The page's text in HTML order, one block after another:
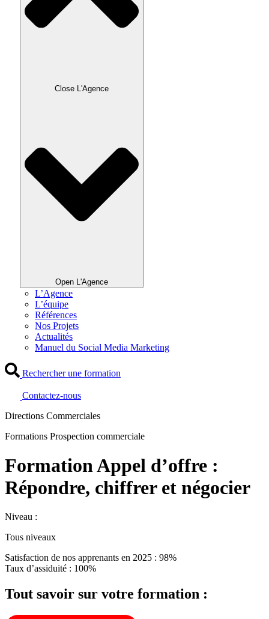
Close L'Agence
Open L'Agence
L’Agence
L’équipe
Références
Nos Projets
Actualités
Manuel du Social Media Marketing
Rechercher une formation
Contactez-nous
Directions Commerciales
Formations Prospection commerciale
Formation Appel d’offre :
Répondre, chiffrer et négocier
Niveau :
Tous niveaux
Satisfaction de nos apprenants en 2025 : 98%
Taux d’assiduité : 100%
Tout savoir sur votre formation :